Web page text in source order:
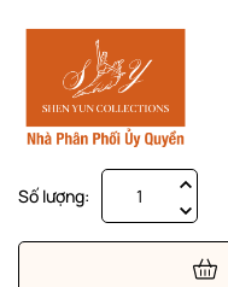
Số lượng: